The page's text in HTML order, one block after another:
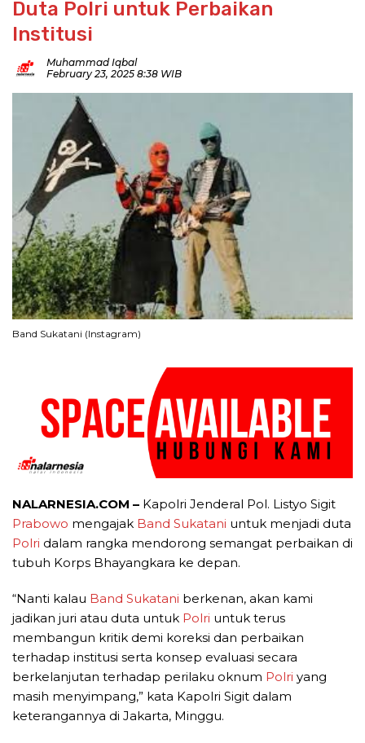
Duta Polri untuk Perbaikan
Institusi
Muhammad Iqbal
February 23, 2025 8:38 WIB
Band Sukatani (Instagram)
NALARNESIA.COM – Kapolri Jenderal Pol. Listyo Sigit
Prabowo mengajak Band Sukatani untuk menjadi duta
Polri dalam rangka mendorong semangat perbaikan di
tubuh Korps Bhayangkara ke depan.
“Nanti kalau Band Sukatani berkenan, akan kami
jadikan juri atau duta untuk Polri untuk terus
membangun kritik demi koreksi dan perbaikan
terhadap institusi serta konsep evaluasi secara
berkelanjutan terhadap perilaku oknum Polri yang
masih menyimpang,” kata Kapolri Sigit dalam
keterangannya di Jakarta, Minggu.